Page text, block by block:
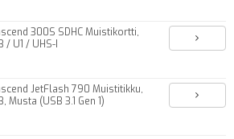
300S SDHC Muistikortti,
/ U1 / UHS-I
JetFlash 790 Muistitikku,
Musta (USB 3.1 Gen 1)